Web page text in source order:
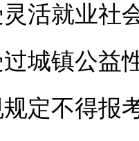
就业社
镇公益
不得报